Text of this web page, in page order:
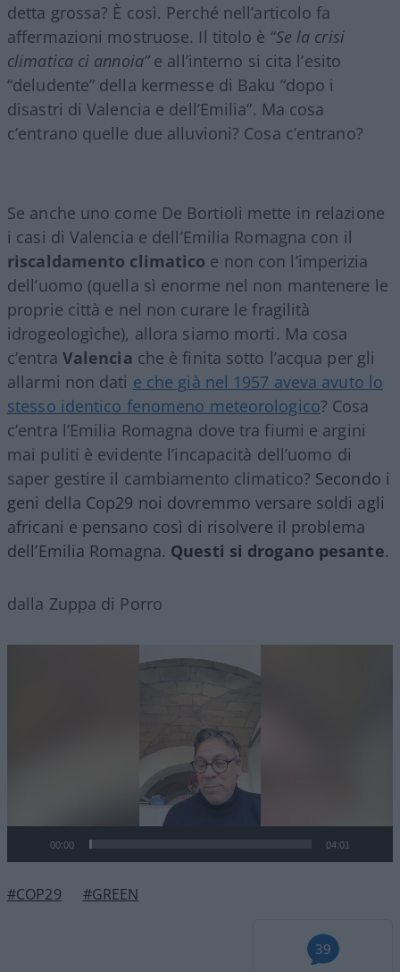
detta grossa? È così. Perché nell’articolo fa
affermazioni mostruose. Il titolo è “Se la crisi
climatica ci annoia”e all’interno si cita l’esito
“deludente” della kermesse di Baku “dopo i
disastri di Valencia e dell’Emilia”. Ma cosa
c’entrano quelle due alluvioni? Cosa c’entrano?
Se anche uno come De Bortioli mette in relazione
i casi di Valencia e dell’Emilia Romagna con il
riscaldamento climatico e non con l’imperizia
dell’uomo (quella sì enorme nel non mantenere le
proprie città e nel non curare le fragilità
idrogeologiche), allora siamo morti. Ma cosa
c’entra Valencia che è finita sotto l’acqua per gli
allarmi non dati e che già nel 1957 aveva avuto lo
stesso identico fenomeno meteorologico? Cosa
c’entra l’Emilia Romagna dove tra fiumi e argini
mai puliti è evidente l’incapacità dell’uomo di
saper gestire il cambiamento climatico? Secondo i
geni della Cop29 noi dovremmo versare soldi agli
africani e pensano così di risolvere il problema
dell’Emilia Romagna. Questi si drogano pesante.
dalla Zuppa di Porro
00:00 04:01
#COP29 #GREEN
39